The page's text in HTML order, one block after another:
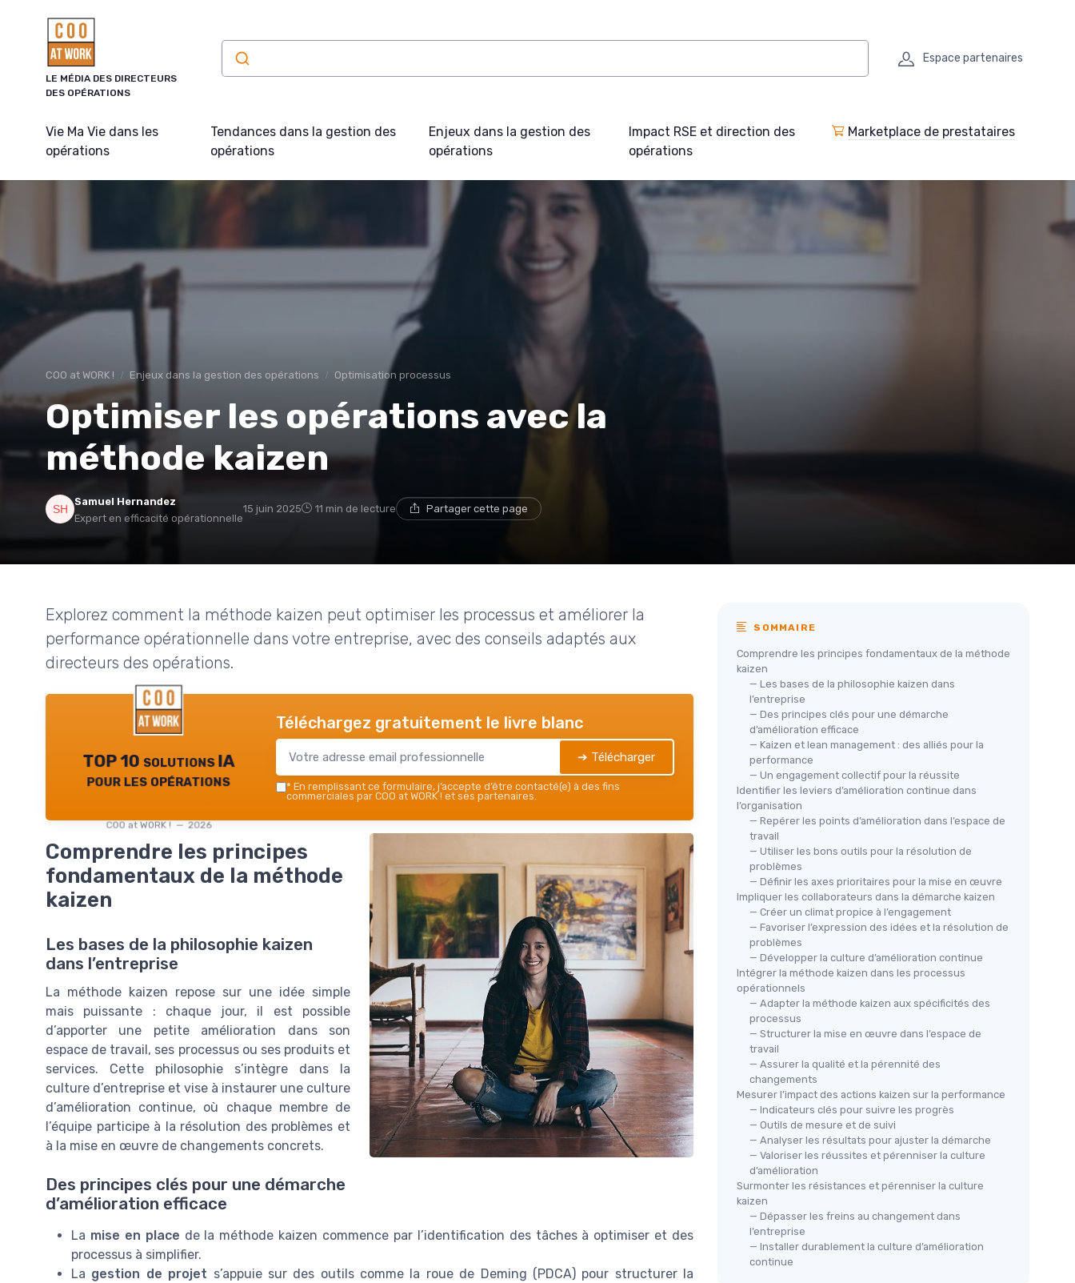
LE MÉDIA DES DIRECTEURS
DES OPÉRATIONS
Espace partenaires
Vie Ma Vie dans les
opérations
Tendances dans la gestion des
opérations
Enjeux dans la gestion des
opérations
Impact RSE et direction des
opérations
Marketplace de prestataires
COO at WORK ! Enjeux dans la gestion des opérations Optimisation processus
Optimiser les opérations avec la
méthode kaizen
Samuel Hernandez
Expert en efficacité opérationnelle
15 juin 2025 11 min de lecture Partager cette page
Explorez comment la méthode kaizen peut optimiser les processus et améliorer la
performance opérationnelle dans votre entreprise, avec des conseils adaptés aux
directeurs des opérations.
TOP 10 solutions IA
pour les opérations
COO at WORK ! — 2026
Téléchargez gratuitement le livre blanc
➔ Télécharger
* En remplissant ce formulaire, j’accepte d’être contacté(e) à des fins
commerciales par COO at WORK ! et ses partenaires.
Comprendre les principes
fondamentaux de la méthode
kaizen
Les bases de la philosophie kaizen
dans l’entreprise
La méthode kaizen repose sur une idée simple
mais puissante : chaque jour, il est possible
d’apporter une petite amélioration dans son
espace de travail, ses processus ou ses produits et
services. Cette philosophie s’intègre dans la
culture d’entreprise et vise à instaurer une culture
d’amélioration continue, où chaque membre de
l’équipe participe à la résolution des problèmes et
à la mise en œuvre de changements concrets.
Des principes clés pour une démarche
d’amélioration efficace
La mise en place de la méthode kaizen commence par l’identification des tâches à optimiser et des
processus à simplifier.
La gestion de projet s’appuie sur des outils comme la roue de Deming (PDCA) pour structurer la
SOMMAIRE
Comprendre les principes fondamentaux de la méthode
kaizen
— Les bases de la philosophie kaizen dans
l’entreprise
— Des principes clés pour une démarche
d’amélioration efficace
— Kaizen et lean management : des alliés pour la
performance
— Un engagement collectif pour la réussite
Identifier les leviers d’amélioration continue dans
l’organisation
— Repérer les points d’amélioration dans l’espace de
travail
— Utiliser les bons outils pour la résolution de
problèmes
— Définir les axes prioritaires pour la mise en œuvre
Impliquer les collaborateurs dans la démarche kaizen
— Créer un climat propice à l’engagement
— Favoriser l’expression des idées et la résolution de
problèmes
— Développer la culture d’amélioration continue
Intégrer la méthode kaizen dans les processus
opérationnels
— Adapter la méthode kaizen aux spécificités des
processus
— Structurer la mise en œuvre dans l’espace de
travail
— Assurer la qualité et la pérennité des
changements
Mesurer l’impact des actions kaizen sur la performance
— Indicateurs clés pour suivre les progrès
— Outils de mesure et de suivi
— Analyser les résultats pour ajuster la démarche
— Valoriser les réussites et pérenniser la culture
d’amélioration
Surmonter les résistances et pérenniser la culture
kaizen
— Dépasser les freins au changement dans
l’entreprise
— Installer durablement la culture d’amélioration
continue